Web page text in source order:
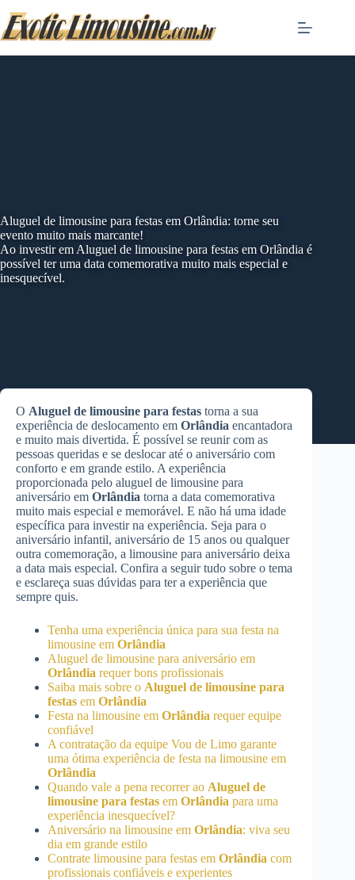
to
content
Aluguel de limousine para festas em Orlândia: torne seu
evento muito mais marcante!
Ao investir em Aluguel de limousine para festas em Orlândia é
possível ter uma data comemorativa muito mais especial e
inesquecível.
O Aluguel de limousine para festas torna a sua
experiência de deslocamento em Orlândia encantadora
e muito mais divertida. É possível se reunir com as
pessoas queridas e se deslocar até o aniversário com
conforto e em grande estilo. A experiência
proporcionada pelo aluguel de limousine para
aniversário em Orlândia torna a data comemorativa
muito mais especial e memorável. E não há uma idade
específica para investir na experiência. Seja para o
aniversário infantil, aniversário de 15 anos ou qualquer
outra comemoração, a limousine para aniversário deixa
a data mais especial. Confira a seguir tudo sobre o tema
e esclareça suas dúvidas para ter a experiência que
sempre quis.
Tenha uma experiência única para sua festa na
limousine em Orlândia
Aluguel de limousine para aniversário em
Orlândia requer bons profissionais
Saiba mais sobre o Aluguel de limousine para
festas em Orlândia
Festa na limousine em Orlândia requer equipe
confiável
A contratação da equipe Vou de Limo garante
uma ótima experiência de festa na limousine em
Orlândia
Quando vale a pena recorrer ao Aluguel de
limousine para festas em Orlândia para uma
experiência inesquecível?
Aniversário na limousine em Orlândia: viva seu
dia em grande estilo
Contrate limousine para festas em Orlândia com
profissionais confiáveis e experientes